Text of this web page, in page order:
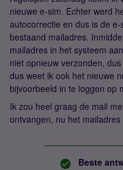
nieuwe e-sim. Echter werd
autocorrectie en dus is de
bestaand mailadres.
mailadres in het systeem
niet opnieuw verzonden,
dus weet ik ook het nieuwe
bijvoorbeeld in te loggen op
Ik zou heel graag de mail
ontvangen, nu het
Beste